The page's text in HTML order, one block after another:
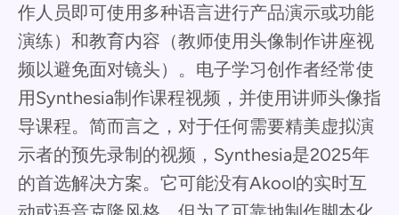
作人员即可使用多种语言进行产品演示或功能
演练）和教育内容（教师使用头像制作讲座视
频以避免面对镜头）。电子学习创作者经常使
用Synthesia制作课程视频，并使用讲师头像指
导课程。简而言之，对于任何需要精美虚拟演
示者的预先录制的视频，Synthesia是2025年
的首选解决方案。它可能没有Akool的实时互